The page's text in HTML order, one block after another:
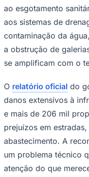
Palmeiras
ao esgotamento
aos sistemas de
contaminação da
a obstrução de
se amplificam com o
O relatório oficial do
danos extensivos à
e mais de 206 mil
prejuízos em
abastecimento. A
um problema técnico
atenção do que